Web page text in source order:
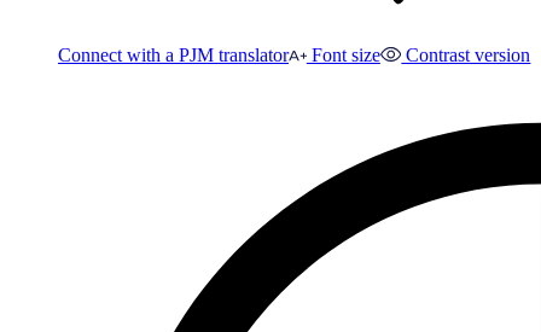
Connect with a PJM translator Font size Contrast version